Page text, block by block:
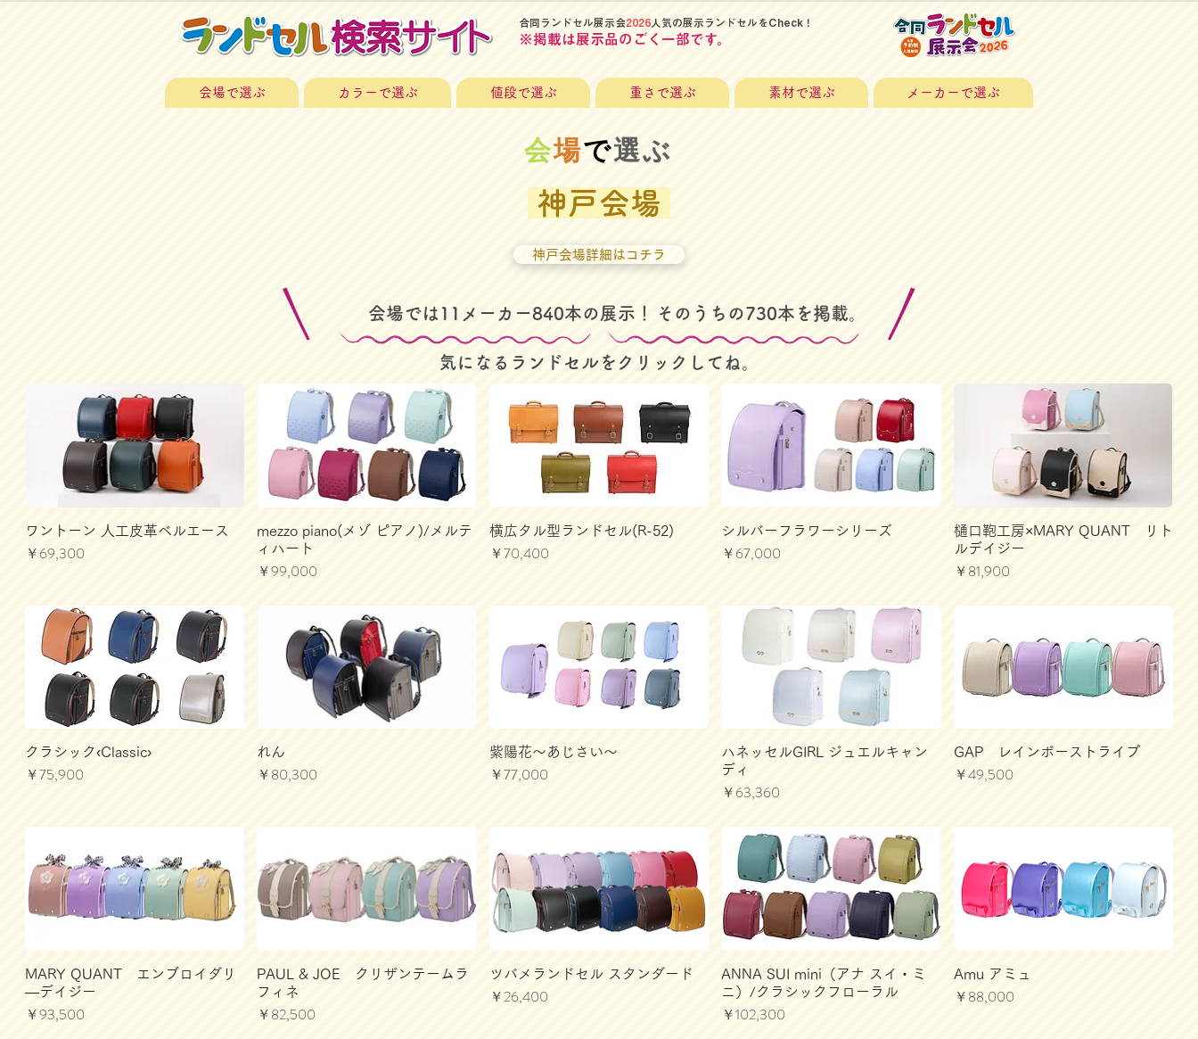
​合同ランドセル展示会2026 人気の展示ランドセルをCheck！
​※掲載は展示品のごく一部です。
会場で選ぶ カラーで選ぶ 値段で選ぶ 重さで選ぶ 素材で選ぶ メーカーで選ぶ
​会場で選ぶ
​神戸会場
神戸会場詳細はコチラ
ワントーン 人工皮革ベルエース
価格
￥69,300
mezzo piano(メゾ ピアノ)/メルテ
ィハート
価格
￥99,000
横広タル型ランドセル(R-52)
価格
￥70,400
シルバーフラワーシリーズ
価格
￥67,000
樋口鞄工房×MARY QUANT リト
ルデイジー
価格
￥81,900
クラシック‹Classic›
価格
￥75,900
れん
価格
￥80,300
紫陽花～あじさい～
価格
￥77,000
ハネッセルGIRL ジュエルキャン
ディ
価格
￥63,360
GAP レインボーストライプ
価格
￥49,500
MARY QUANT エンブロイダリ
―デイジー
価格
￥93,500
PAUL & JOE クリザンテームラ
フィネ
価格
￥82,500
ツバメランドセル スタンダード
価格
￥26,400
ANNA SUI mini（アナ スイ・ミ
ニ）/クラシックフローラル
価格
￥102,300
Amu アミュ
価格
￥88,000
​会場では11メーカー840本の展示！ そのうちの730本を掲載。
​気になるランドセルをクリックしてね。